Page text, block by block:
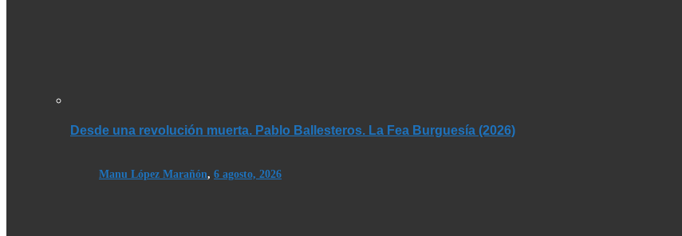
Desde una revolución muerta. Pablo Ballesteros. La Fea Burguesía (2026)
Manu López Marañón, 6 agosto, 2026